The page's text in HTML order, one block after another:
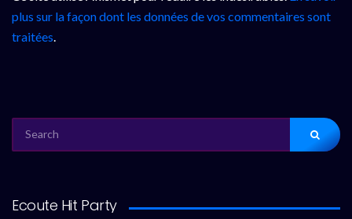
plus sur la façon dont les données de vos commentaires sont
traitées.
FOR:
Ecoute Hit Party